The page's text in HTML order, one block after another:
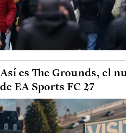
Así es The Grounds, el
de EA Sports FC 27